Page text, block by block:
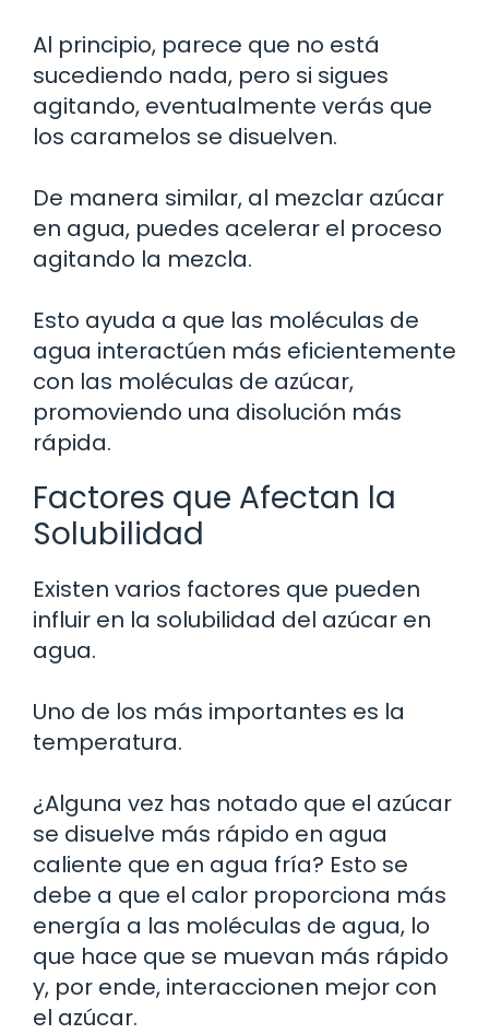
Al principio, parece que no está
sucediendo nada, pero si sigues
agitando, eventualmente verás que
los caramelos se disuelven.
De manera similar, al mezclar azúcar
en agua, puedes acelerar el proceso
agitando la mezcla.
Esto ayuda a que las moléculas de
agua interactúen más eficientemente
con las moléculas de azúcar,
promoviendo una disolución más
rápida.
Factores que Afectan la
Solubilidad
Existen varios factores que pueden
influir en la solubilidad del azúcar en
agua.
Uno de los más importantes es la
temperatura.
¿Alguna vez has notado que el azúcar
se disuelve más rápido en agua
caliente que en agua fría? Esto se
debe a que el calor proporciona más
energía a las moléculas de agua, lo
que hace que se muevan más rápido
y, por ende, interaccionen mejor con
el azúcar.